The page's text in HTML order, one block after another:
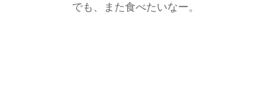
でも、また食べたいなー。